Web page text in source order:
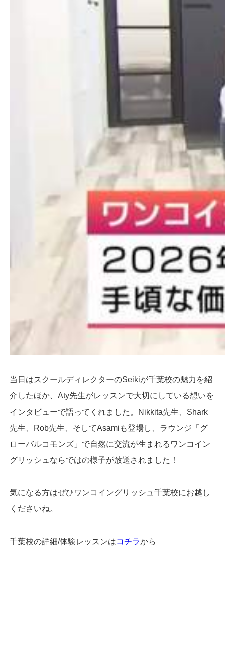
当日はスクールディレクターのSeikiが千葉校の魅力を紹
介したほか、Aty先生がレッスンで大切にしている想いを
インタビューで語ってくれました。Nikkita先生、Shark
先生、Rob先生、そしてAsamiも登場し、ラウンジ「グ
ローバルコモンズ」で自然に交流が生まれるワンコイン
グリッシュならではの様子が放送されました！
気になる方はぜひワンコイングリッシュ千葉校にお越し
くださいね。
千葉校の詳細/体験レッスンはコチラから